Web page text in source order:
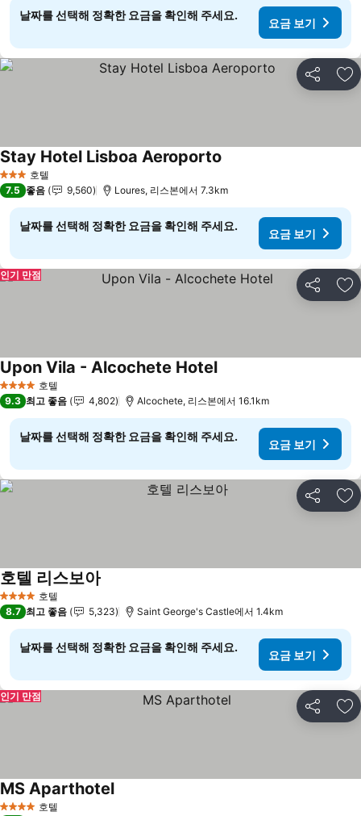
날짜를 선택해 정확한 요금을 확인해 주세요.
요금 보기
공유 즐
3 성급 호텔
Stay Hotel Lisboa Aeroporto
7.5 좋음 9,560 Loures, 리스본에서 7.3km
날짜를 선택해 정확한 요금을 확인해 주세요.
요금 보기
공유 즐
인기 만점
4 성급 호텔
Upon Vila - Alcochete Hotel
9.3 최고 좋음 4,802 Alcochete, 리스본에서 16.1km
날짜를 선택해 정확한 요금을 확인해 주세요.
요금 보기
공유 즐
4 성급 호텔
호텔 리스보아
8.7 최고 좋음 5,323 Saint George's Castle에서 1.4km
날짜를 선택해 정확한 요금을 확인해 주세요.
요금 보기
공유 즐
인기 만점
4 성급 호텔
MS Aparthotel